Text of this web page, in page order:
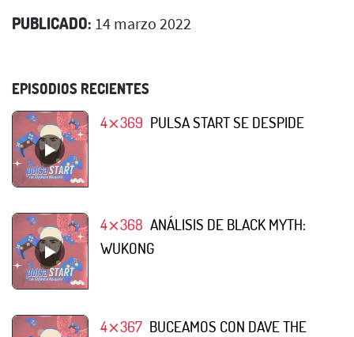
PUBLICADO: 14 marzo 2022
EPISODIOS RECIENTES
4⨯369 PULSA START SE DESPIDE
4⨯368 ANÁLISIS DE BLACK MYTH:
WUKONG
4⨯367 BUCEAMOS CON DAVE THE